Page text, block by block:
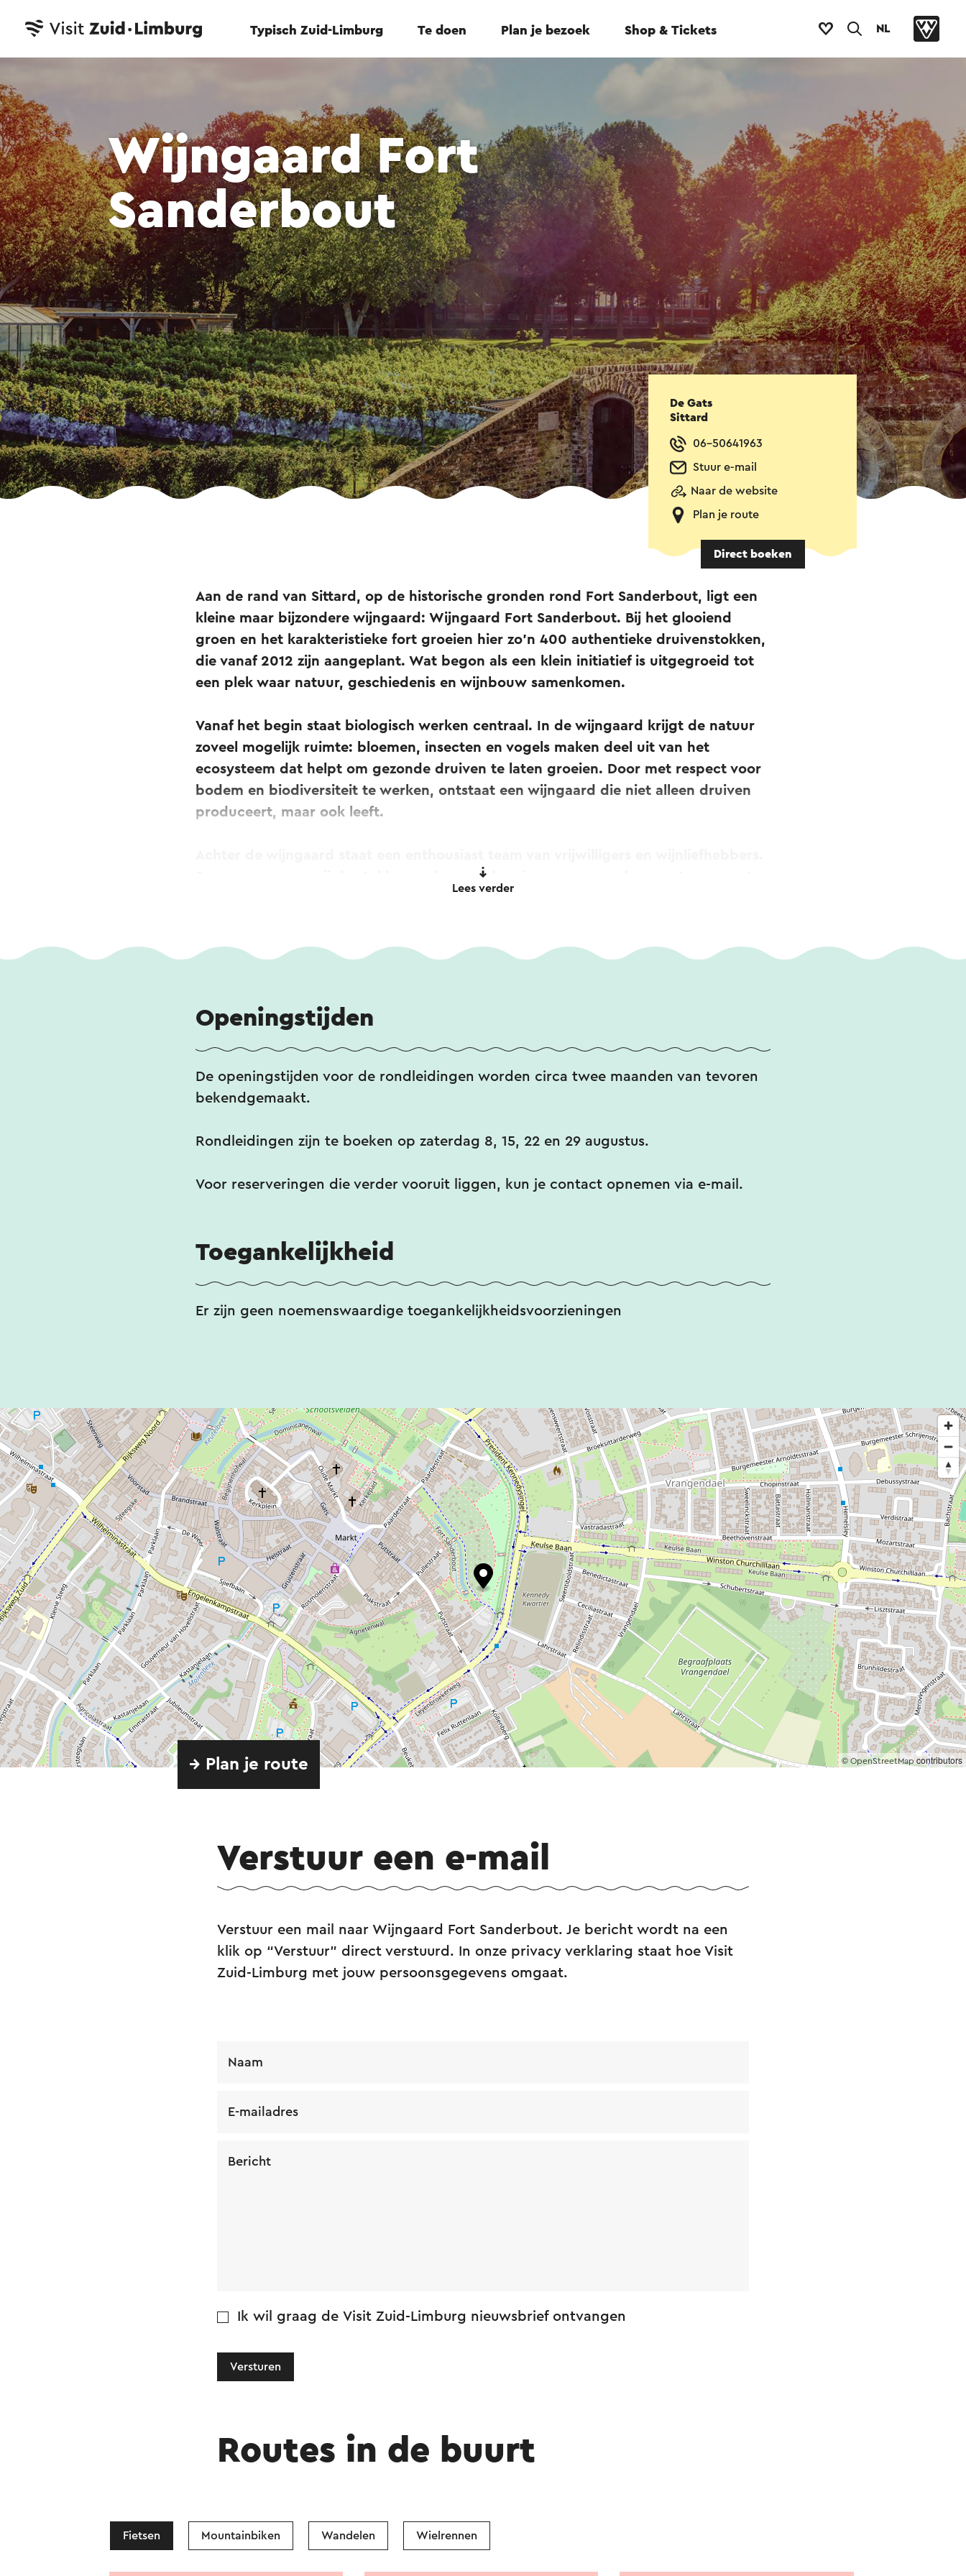
Typisch Zuid-Limburg Te doen Plan je bezoek Shop & Tickets NL
Wijngaard Fort
Sanderbout
De Gats
Sittard
06-50641963
Stuur e-mail
Naar de website
Plan je route
Direct boeken
Aan de rand van Sittard, op de historische gronden rond Fort Sanderbout, ligt een
kleine maar bijzondere wijngaard: Wijngaard Fort Sanderbout. Bij het glooiend
groen en het karakteristieke fort groeien hier zo’n 400 authentieke druivenstokken,
die vanaf 2012 zijn aangeplant. Wat begon als een klein initiatief is uitgegroeid tot
een plek waar natuur, geschiedenis en wijnbouw samenkomen.
Vanaf het begin staat biologisch werken centraal. In de wijngaard krijgt de natuur
zoveel mogelijk ruimte: bloemen, insecten en vogels maken deel uit van het
ecosysteem dat helpt om gezonde druiven te laten groeien. Door met respect voor
bodem en biodiversiteit te werken, ontstaat een wijngaard die niet alleen druiven
produceert, maar ook leeft.
Samen verzorgen zij de stokken, volgen ze de seizoenen en werken ze stap voor stap
Wanneer de druiven geoogst zijn en de wijn zijn tijd krijgt om te rijpen, vindt hij een
Sanderbout liggen de flessen opgeslagen, omringd door eeuwen geschiedenis.
Lees verder
Openingstijden
De openingstijden voor de rondleidingen worden circa twee maanden van tevoren
bekendgemaakt.
Rondleidingen zijn te boeken op zaterdag 8, 15, 22 en 29 augustus.
Voor reserveringen die verder vooruit liggen, kun je contact opnemen via e-mail.
Toegankelijkheid
Er zijn geen noemenswaardige toegankelijkheidsvoorzieningen
©OpenStreetMapcontributors
→ Plan je route
Verstuur een e-mail
Verstuur een mail naar Wijngaard Fort Sanderbout. Je bericht wordt na een
klik op “Verstuur” direct verstuurd. In onze privacy verklaring staat hoe Visit
Zuid-Limburg met jouw persoonsgegevens omgaat.
Naam
E-mailadres
Bericht
Ik wil graag de Visit Zuid-Limburg nieuwsbrief ontvangen
Versturen
Routes in de buurt
Fietsen Mountainbiken Wandelen Wielrennen